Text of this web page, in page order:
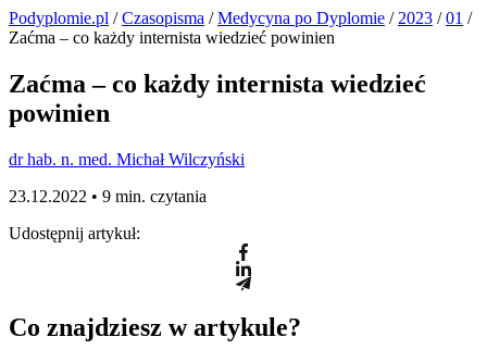
Podyplomie.pl /Czasopisma /Medycyna po Dyplomie / 2023 /01 /
Zaćma – co każdy internista wiedzieć powinien
Zaćma – co każdy internista wiedzieć
powinien
dr hab. n. med. Michał Wilczyński
23.12.2022 • 9 min. czytania
Udostępnij artykuł:
Co znajdziesz w artykule?